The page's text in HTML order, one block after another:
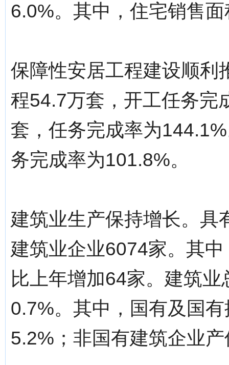
6.0%。其中，住宅销售
保障性安居工程建设顺利
程54.7万套，开工任务完
套，任务完成率为
务完成率为101.8%。
建筑业生产保持增长。具
建筑业企业6074家。其
比上年增加64家。建筑
0.7%。其中，国有及国
5.2%；非国有建筑企业